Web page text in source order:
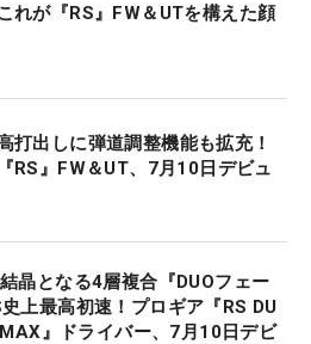
れが『RS』FW＆UTを構えた顔
打出しに弾道調整機能も拡充！
RS』FW＆UT、7月10日デビュ
晶となる4層複合『DUOフェー
上最高初速！プロギア『RS DU
』ドライバー、7月10日デビ